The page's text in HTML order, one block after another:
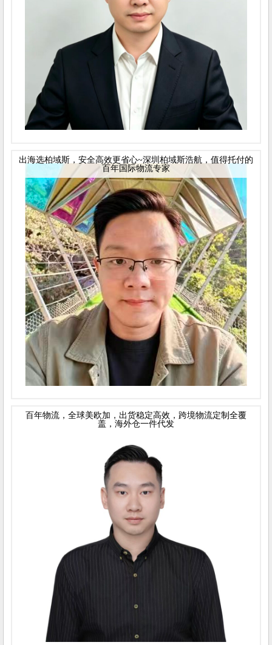
出海选柏域斯，安全高效更省心~深圳柏域斯浩航，值得托付的
百年国际物流专家
百年物流，全球美欧加，出货稳定高效，跨境物流定制全覆
盖，海外仓一件代发